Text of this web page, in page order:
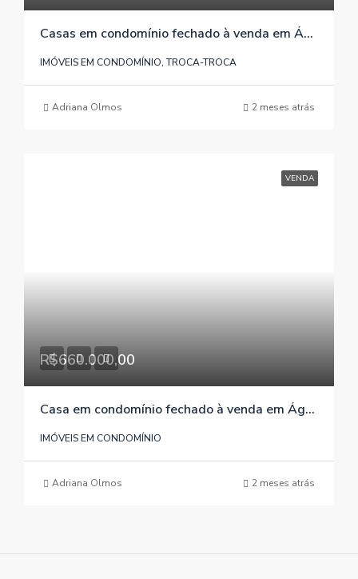
Casas em condomínio fechado à venda em Águas Claras/Viamão/RS , referência 598
IMÓVEIS EM CONDOMÍNIO, TROCA-TROCA
Adriana Olmos 2 meses atrás
VENDA
R$660.000,00
Casa em condomínio fechado à venda em Águas Claras/Viamão/RS , referência 1007
IMÓVEIS EM CONDOMÍNIO
Adriana Olmos 2 meses atrás